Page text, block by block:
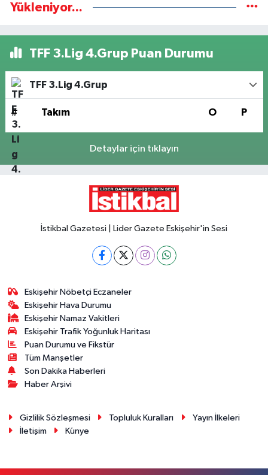
Yükleniyor...
TFF 3.Lig 4.Grup Puan Durumu
TFF 3.Lig 4.Grup
# Takım O P
Detaylar için tıklayın
İstikbal Gazetesi | Lider Gazete Eskişehir'in Sesi
Eskişehir Nöbetçi Eczaneler
Eskişehir Hava Durumu
Eskişehir Namaz Vakitleri
Eskişehir Trafik Yoğunluk Haritası
Puan Durumu ve Fikstür
Tüm Manşetler
Son Dakika Haberleri
Haber Arşivi
Gizlilik Sözleşmesi Topluluk Kuralları
Yayın İlkeleri
İletişim
Künye